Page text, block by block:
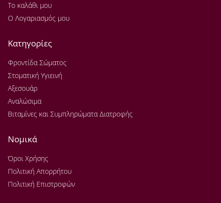
Το καλάθι μου
Ο Λογαριασμός μου
Κατηγορίες
Φροντίδα Σώματος
Στοματική Υγιεινή
Αξεσουάρ
Αναλώσιμα
Βιταμίνες και Συμπληρώματα Διατροφής
Νομικά
Όροι Χρήσης
Πολιτική Απορρήτου
Πολιτική Επιστροφών